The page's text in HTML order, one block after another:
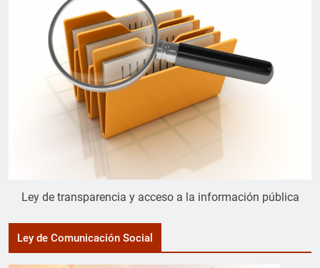
Ley de transparencia y acceso a la información pública
Ley de Comunicación Social